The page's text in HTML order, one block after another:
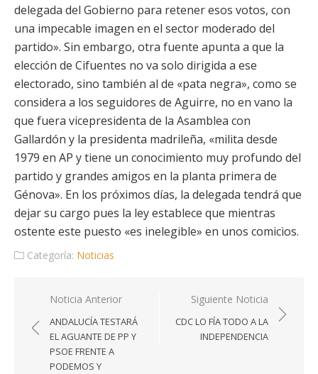
delegada del Gobierno para retener esos votos, con
una impecable imagen en el sector moderado del
partido». Sin embargo, otra fuente apunta a que la
elección de Cifuentes no va solo dirigida a ese
electorado, sino también al de «pata negra», como se
considera a los seguidores de Aguirre, no en vano la
que fuera vicepresidenta de la Asamblea con
Gallardón y la presidenta madrileña, «milita desde
1979 en AP y tiene un conocimiento muy profundo del
partido y grandes amigos en la planta primera de
Génova». En los próximos días, la delegada tendrá que
dejar su cargo pues la ley establece que mientras
ostente este puesto «es inelegible» en unos comicios.
Categoría: Noticias
Navegación
de
entradas
Noticia Anterior
ANDALUCÍA TESTARÁ
EL AGUANTE DE PP Y
PSOE FRENTE A
PODEMOS Y
Siguiente Noticia
CDC LO FÍA TODO A LA
INDEPENDENCIA